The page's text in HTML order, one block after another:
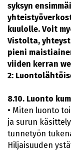
syksyn
kuulolle. Voit
Vistolta,
pieni
viiden kerran
2:
8.10. Luonto
• Miten luonto
ja surun
tunnetyön
Hiljaisuuden